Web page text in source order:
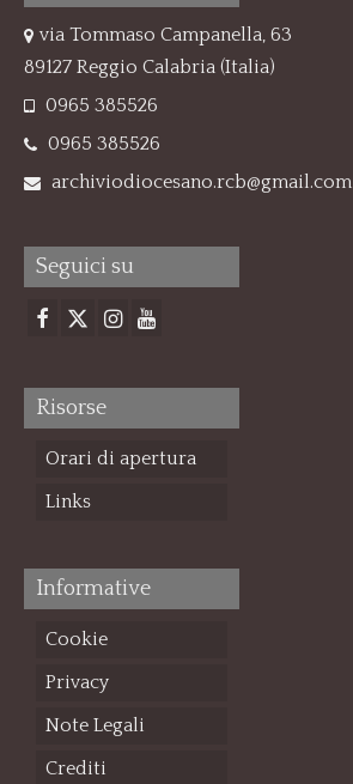
via Tommaso Campanella, 63
89127 Reggio Calabria (Italia)
0965 385526
0965 385526
archiviodiocesano.rcb@gmail.com
Seguici su
Risorse
Orari di apertura
Links
Informative
Cookie
Privacy
Note Legali
Crediti